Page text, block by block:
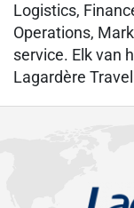
Logistics,
Operations,
service. Elk van
Lagardère